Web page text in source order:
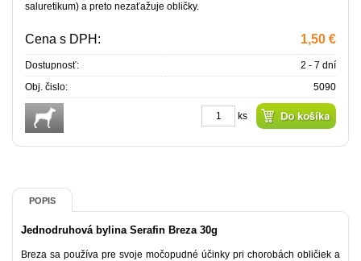
saluretikum) a preto nezaťažuje obličky.
Cena s DPH: 1,50 €
Dostupnosť:
2 - 7 dní
Obj. čislo:
5090
ks
POPIS
Jednodruhová bylina Serafin Breza 30g
Breza sa používa pre svoje močopudné účinky pri chorobách obličiek a